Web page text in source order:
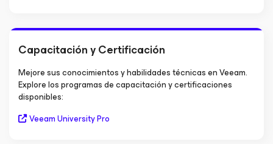
Capacitación y Certificación
Mejore sus conocimientos y habilidades técnicas en Veeam.
Explore los programas de capacitación y certificaciones
disponibles:
Veeam University Pro